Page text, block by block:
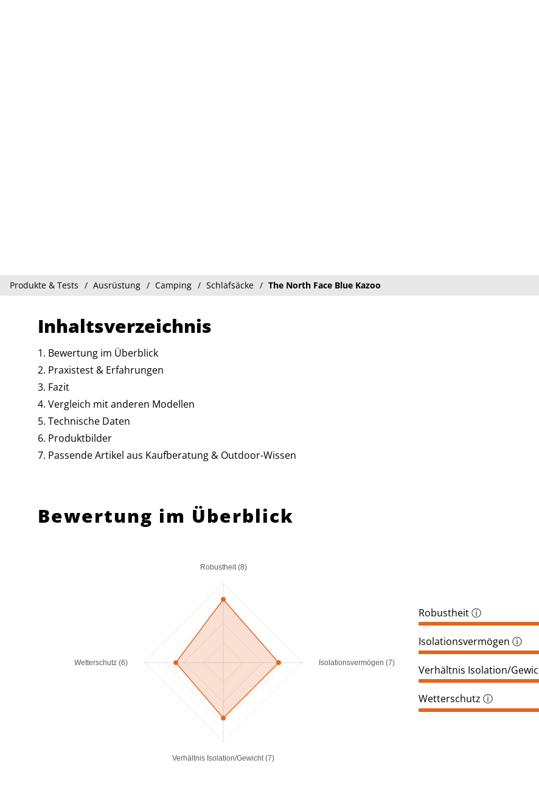
Produkte & Tests Ausrüstung Camping Schlafsäcke The North Face Blue Kazoo
Inhaltsverzeichnis
Bewertung im Überblick
Praxistest & Erfahrungen
Fazit
Vergleich mit anderen Modellen
Technische Daten
Produktbilder
Passende Artikel aus Kaufberatung & Outdoor-Wissen
Bewertung im Überblick
Robustheit (8)
Isolationsvermögen (7)
Verhältnis Isolation/Gewicht (7)
Wetterschutz (6)
Robustheitⓘ
Isolationsvermögen ⓘ
Verhältnis Isolation/
Wetterschutz ⓘ